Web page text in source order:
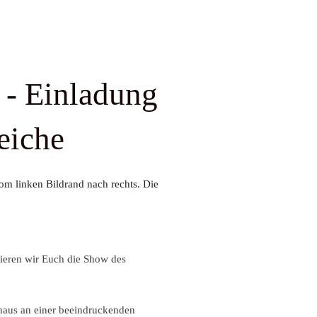
Einladung
wir Euch die Show des
an einer beeindruckenden